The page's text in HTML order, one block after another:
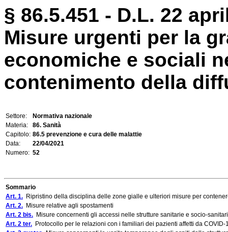
§ 86.5.451 - D.L. 22
Misure urgenti per la
economiche e sociali
contenimento della
Settore:
Normativa nazionale
Materia:
86. Sanità
Capitolo: 86.5 prevenzione e cura delle malattie
Data:
22/04/2021
Numero: 52
Sommario
Art. 1. Ripristino della disciplina delle zone gialle e ulteriori misure per
Art. 2. Misure relative agli spostamenti
Art. 2 bis. Misure concernenti gli accessi nelle strutture sanitarie e socio-
Art. 2 ter. Protocollo per le relazioni con i familiari dei pazienti affetti da